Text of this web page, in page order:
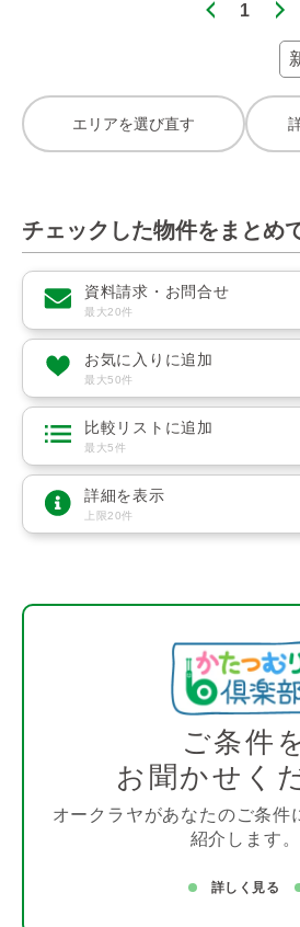
1
エリアを選び直す
チェックした物件をまとめ
資料請求・お問合せ
最大20件
お気に入りに追加
最大50件
比較リストに追加
最大5件
詳細を表示
上限20件
ご条件
お聞かせく
オークラヤがあなたのご条件
紹介します。
詳しく見る